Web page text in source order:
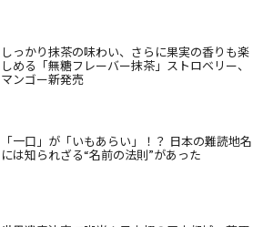
しっかり抹茶の味わい、さらに果実の香りも楽
しめる「無糖フレーバー抹茶」ストロベリー、
マンゴー新発売
「一口」が「いもあらい」！？ 日本の難読地名
には知られざる“名前の法則”があった